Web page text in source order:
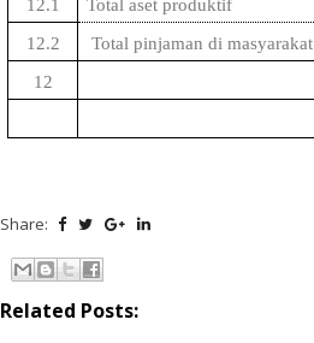
12.1
Total aset produktif
12.2
Total pinjaman di masyarakat
12
Share:
Related Posts: